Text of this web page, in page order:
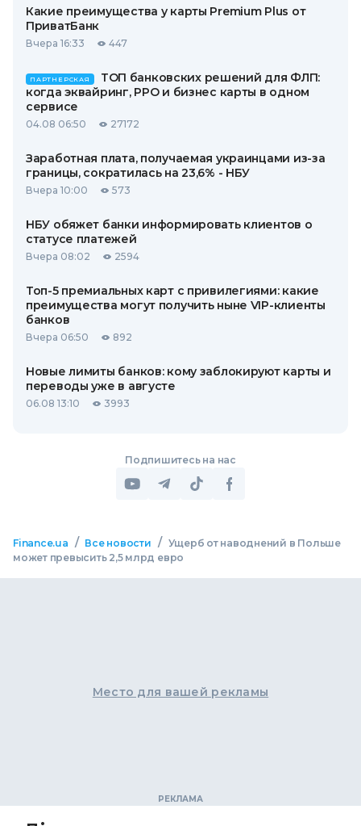
Какие преимущества у карты Premium Plus от
ПриватБанк
Вчера 16:33 447
ПАРТНЕРСКАЯ
ТОП банковских решений для ФЛП:
когда эквайринг, РРО и бизнес карты в одном
сервисе
04.08 06:50 27172
Заработная плата, получаемая украинцами из-за
границы, сократилась на 23,6% - НБУ
Вчера 10:00 573
НБУ обяжет банки информировать клиентов о
статусе платежей
Вчера 08:02 2594
Топ-5 премиальных карт с привилегиями: какие
преимущества могут получить ныне VIP-клиенты
банков
Вчера 06:50 892
Новые лимиты банков: кому заблокируют карты и
переводы уже в августе
06.08 13:10 3993
Подпишитесь на нас
Finance.ua / Все новости / Ущерб от наводнений в Польше
может превысить 2,5 млрд евро
Место для вашей рекламы